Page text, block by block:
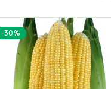
-30%